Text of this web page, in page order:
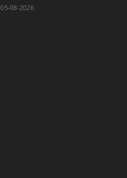
05-08-2026